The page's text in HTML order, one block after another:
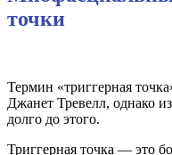
точки
Термин «триггерная
Джанет Тревелл, однако
долго до этого.
Триггерная точка — это